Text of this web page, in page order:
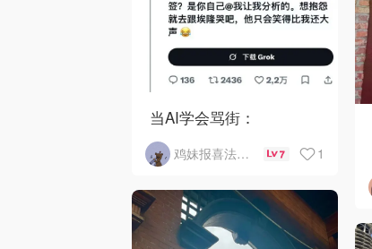
当AI学会骂街：
鸡妹报喜法国实用信息版 7 1